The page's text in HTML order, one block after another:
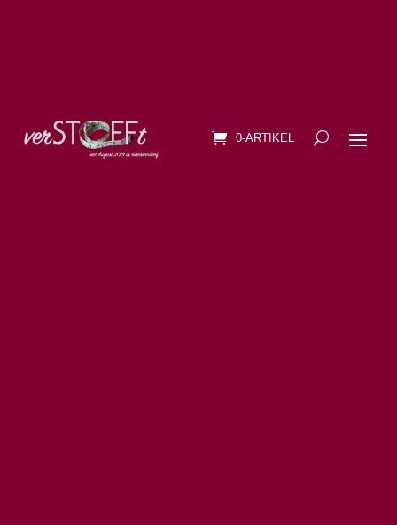
0-ARTIKEL